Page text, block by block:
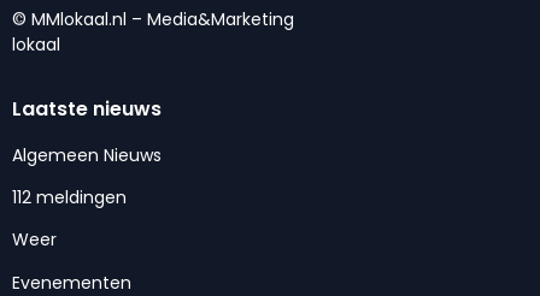
© MMlokaal.nl – Media&Marketing
lokaal
Laatste nieuws
Algemeen Nieuws
112 meldingen
Weer
Evenementen